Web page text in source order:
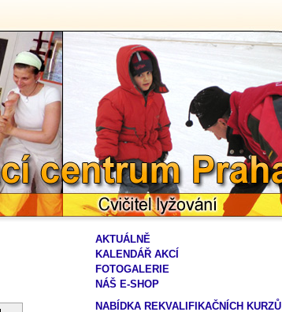
Cvičitel lyžování
AKTUÁLNĚ
KALENDÁŘ AKCÍ
FOTOGALERIE
NÁŠ E-SHOP
NABÍDKA REKVALIFIKAČNÍCH KURZŮ